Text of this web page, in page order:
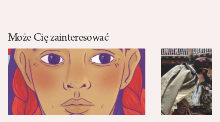
Może Cię zainteresować